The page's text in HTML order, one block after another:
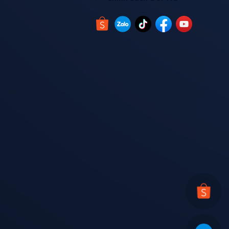
nhau của các công trình:
và yêu cầu áp lực khác nhau.